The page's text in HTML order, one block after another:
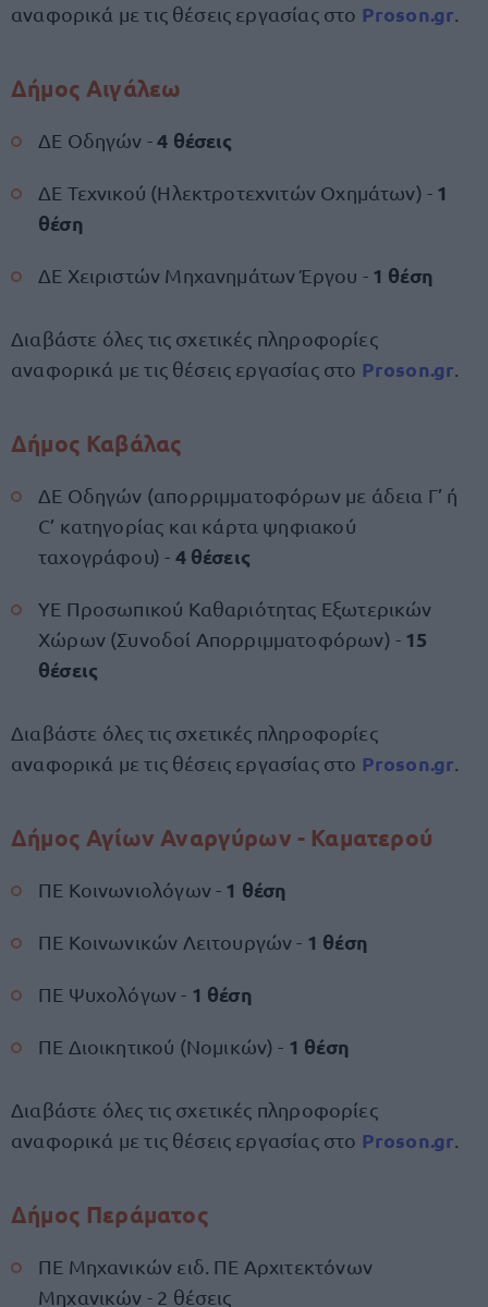
αναφορικά με τις θέσεις εργασίας στο Proson.gr
Δήμος Αιγάλεω
ΔΕ Οδηγών -4 θέσεις
ΔΕ Τεχνικού (Ηλεκτροτεχνιτών Οχημάτων) - 1
θέση
ΔΕ Χειριστών Μηχανημάτων Έργου - 1 θέση
Διαβάστε όλες τις σχετικές πληροφορίες
αναφορικά με τις θέσεις εργασίας στο Proson.gr
Δήμος Καβάλας
ΔΕ Οδηγών (απορριμματοφόρων με άδεια Γ’ ή
C’ κατηγορίας και κάρτα ψηφιακού
ταχογράφου) - 4 θέσεις
ΥΕ Προσωπικού Καθαριότητας Εξωτερικών
Χώρων (Συνοδοί Απορριμματοφόρων) - 15
θέσεις
Διαβάστε όλες τις σχετικές πληροφορίες
αναφορικά με τις θέσεις εργασίας στο Proson.gr
Δήμος Αγίων Αναργύρων - Καματερού
ΠΕ Κοινωνιολόγων - 1 θέση
ΠΕ Κοινωνικών Λειτουργών - 1 θέση
ΠΕ Ψυχολόγων - 1 θέση
ΠΕ Διοικητικού (Νομικών) - 1 θέση
Διαβάστε όλες τις σχετικές πληροφορίες
αναφορικά με τις θέσεις εργασίας στο Proson.gr
Δήμος Περάματος
ΠΕ Μηχανικών ειδ. ΠΕ Αρχιτεκτόνων
Μηχανικών - 2 θέσεις